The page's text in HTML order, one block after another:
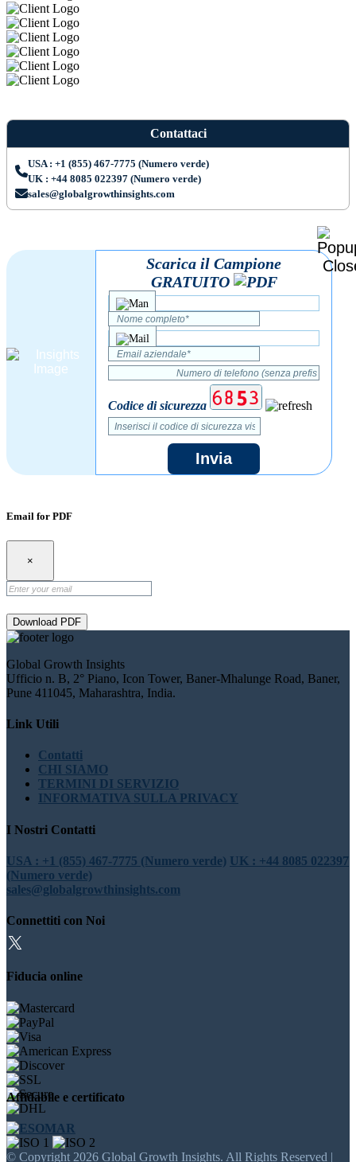
Contattaci
USA : +1 (855) 467-7775 (Numero verde)
UK : +44 8085 022397 (Numero verde)
sales@globalgrowthinsights.com
Scarica il Campione
GRATUITO
Codice di sicurezza
Invia
Email for PDF
×
Download PDF
Global Growth Insights
Ufficio n. B, 2° Piano, Icon Tower, Baner-Mhalunge Road, Baner,
Pune 411045, Maharashtra, India.
Link Utili
Contatti
CHI SIAMO
TERMINI DI SERVIZIO
INFORMATIVA SULLA PRIVACY
I Nostri Contatti
USA : +1 (855) 467-7775 (Numero verde) UK : +44 8085 022397
(Numero verde)
sales@globalgrowthinsights.com
Connettiti con Noi
Fiducia online
Affidabile e certificato
© Copyright 2026 Global Growth Insights. All Rights Reserved |